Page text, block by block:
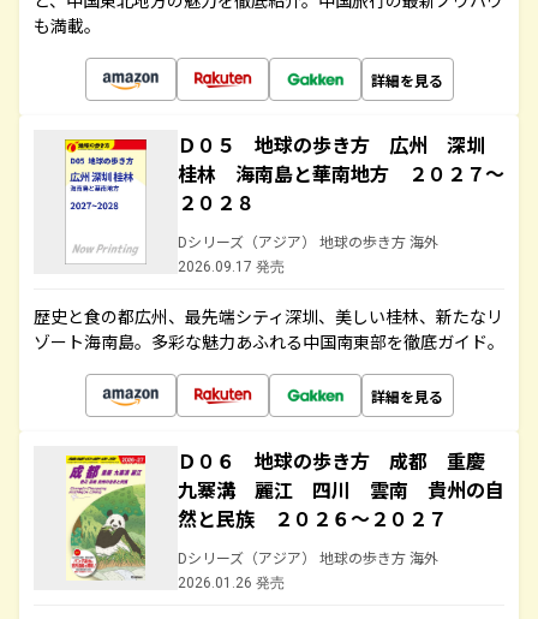
も満載。
詳細を見る
Ｄ０５ 地球の歩き方 広州 深圳
桂林 海南島と華南地方 ２０２７～
２０２８
Dシリーズ（アジア） 地球の歩き方 海外
2026.09.17 発売
歴史と食の都広州、最先端シティ深圳、美しい桂林、新たなリ
ゾート海南島。多彩な魅力あふれる中国南東部を徹底ガイド。
詳細を見る
Ｄ０６ 地球の歩き方 成都 重慶
九寨溝 麗江 四川 雲南 貴州の自
然と民族 ２０２６～２０２７
Dシリーズ（アジア） 地球の歩き方 海外
2026.01.26 発売